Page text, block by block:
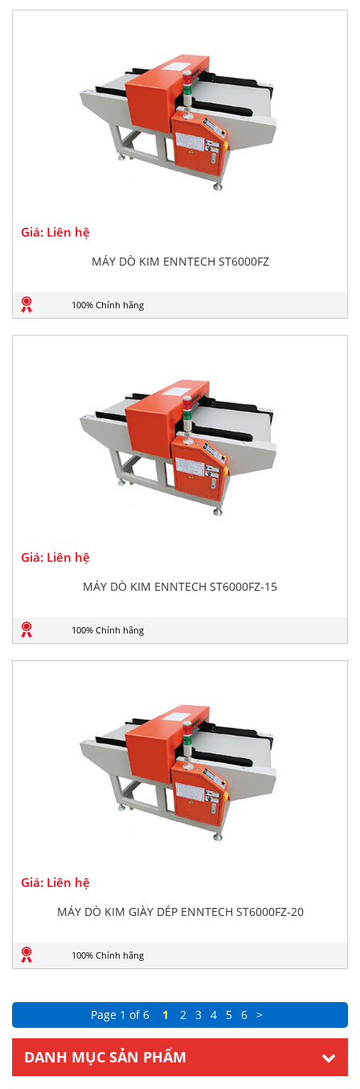
Giá: Liên hệ
MÁY DÒ KIM ENNTECH ST6000FZ
100% Chính hãng
Giá: Liên hệ
MÁY DÒ KIM ENNTECH ST6000FZ-15
100% Chính hãng
Giá: Liên hệ
MÁY DÒ KIM GIÀY DÉP ENNTECH ST6000FZ-20
100% Chính hãng
Page 1 of 6 1 2 3 4 5 6 >
DANH MỤC SẢN PHẨM